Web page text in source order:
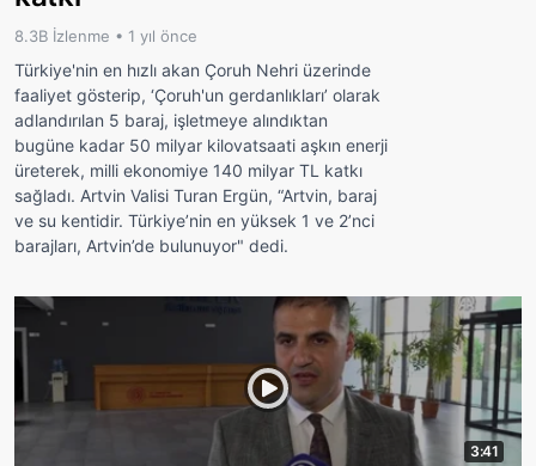
8.3B İzlenme • 1 yıl önce
Türkiye'nin en hızlı akan Çoruh Nehri üzerinde
faaliyet gösterip, ‘Çoruh'un gerdanlıkları’ olarak
adlandırılan 5 baraj, işletmeye alındıktan
bugüne kadar 50 milyar kilovatsaati aşkın enerji
üreterek, milli ekonomiye 140 milyar TL katkı
sağladı. Artvin Valisi Turan Ergün, “Artvin, baraj
ve su kentidir. Türkiye’nin en yüksek 1 ve 2’nci
barajları, Artvin’de bulunuyor" dedi.
3:41